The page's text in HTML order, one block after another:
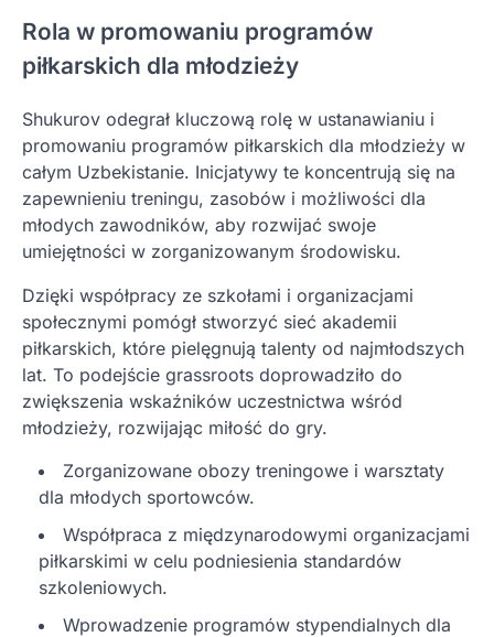
Rola w promowaniu programów
piłkarskich dla młodzieży
Shukurov odegrał kluczową rolę w ustanawianiu i
promowaniu programów piłkarskich dla młodzieży w
całym Uzbekistanie. Inicjatywy te koncentrują się na
zapewnieniu treningu, zasobów i możliwości dla
młodych zawodników, aby rozwijać swoje
umiejętności w zorganizowanym środowisku.
Dzięki współpracy ze szkołami i organizacjami
społecznymi pomógł stworzyć sieć akademii
piłkarskich, które pielęgnują talenty od najmłodszych
lat. To podejście grassroots doprowadziło do
zwiększenia wskaźników uczestnictwa wśród
młodzieży, rozwijając miłość do gry.
Zorganizowane obozy treningowe i warsztaty
dla młodych sportowców.
Współpraca z międzynarodowymi organizacjami
piłkarskimi w celu podniesienia standardów
szkoleniowych.
Wprowadzenie programów stypendialnych dla